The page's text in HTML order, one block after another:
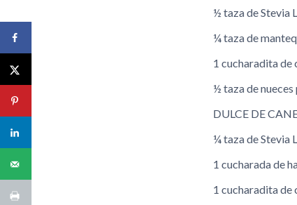
½ taza de Stevia
¼ taza de
1 cucharadita de
½ taza de
DULCE DE
¼ taza de Stevia
1 cucharada de
1 cucharadita de